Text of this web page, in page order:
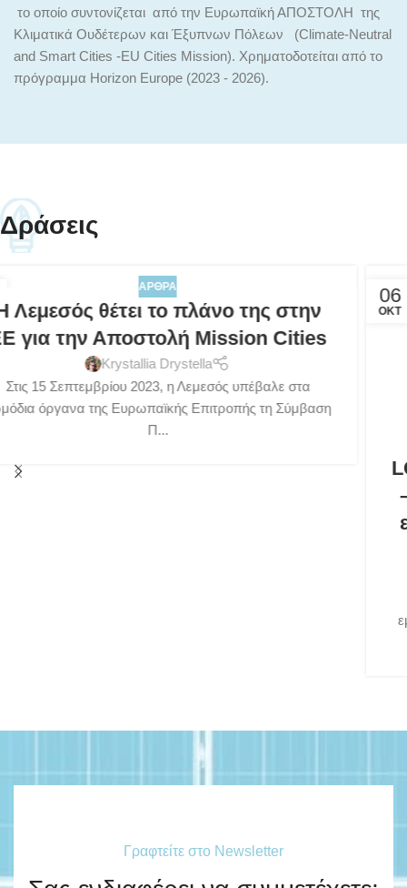
το οποίο συντονίζεται από την Ευρωπαϊκή ΑΠΟΣΤΟΛΗ της
Κλιματικά Ουδέτερων και Έξυπνων Πόλεων (Climate-Neutral
and Smart Cities -EU Cities Mission). Χρηματοδοτείται από το
πρόγραμμα Horizon Europe (2023 - 2026).
Δράσεις
ΟΚΤ
ΆΡΘΡΑ
LC3 Lemesos City Cooling Challenge
– Συντονιστική συνάντηση και συν-
εργαστήρια για μια πόλη κλιματικά
ουδέτερη και βιώσιμη
Krystallia Drystella
Σας ενδιαφέρει να συμμετέχετε;